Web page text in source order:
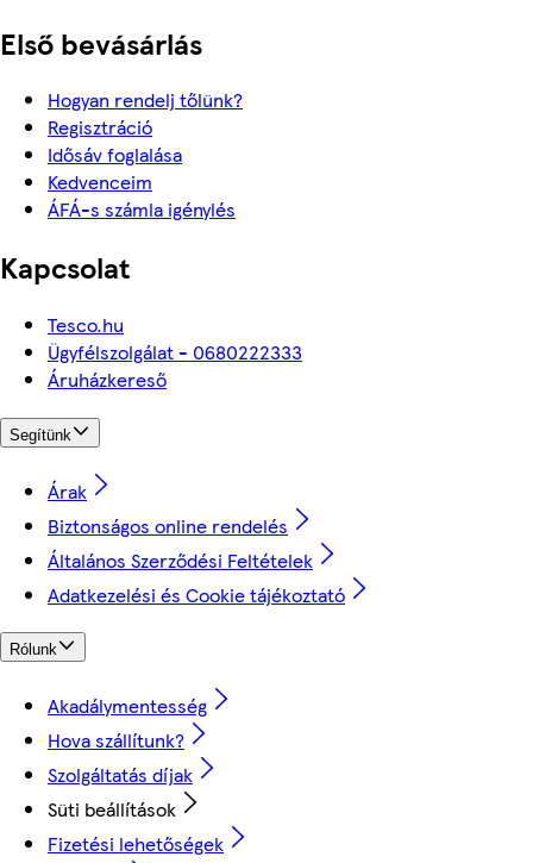
Első bevásárlás
Hogyan rendelj tőlünk?
Regisztráció
Idősáv foglalása
Kedvenceim
ÁFÁ-s számla igénylés
Kapcsolat
Tesco.hu
Ügyfélszolgálat - 0680222333
Áruházkereső
Segítünk
Árak
Biztonságos online rendelés
Általános Szerződési Feltételek
Adatkezelési és Cookie tájékoztató
Rólunk
Akadálymentesség
Hova szállítunk?
Szolgáltatás díjak
Süti beállítások
Fizetési lehetőségek